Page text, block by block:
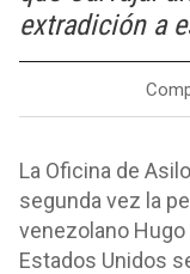
extradición a
La Oficina de
segunda vez la
venezolano Hugo
Estados Unidos